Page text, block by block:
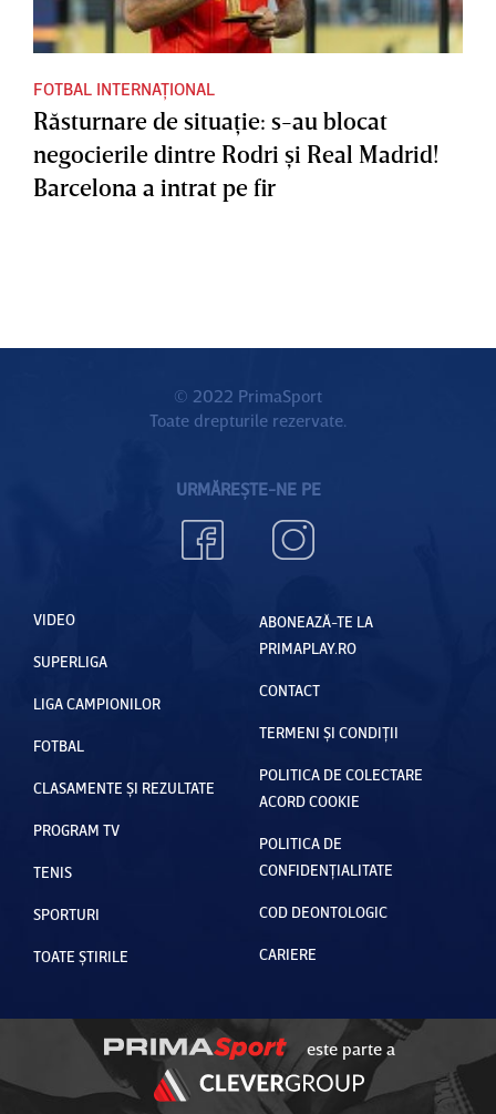
FOTBAL INTERNAȚIONAL
Răsturnare de situaţie: s-au blocat
negocierile dintre Rodri şi Real Madrid!
Barcelona a intrat pe fir
© 2022 PrimaSport
Toate drepturile rezervate.
URMĂREȘTE-NE PE
VIDEO
SUPERLIGA
LIGA CAMPIONILOR
FOTBAL
CLASAMENTE ȘI REZULTATE
PROGRAM TV
TENIS
SPORTURI
TOATE ȘTIRILE
ABONEAZĂ-TE LA
PRIMAPLAY.RO
CONTACT
TERMENI ȘI CONDIȚII
POLITICA DE COLECTARE
ACORD COOKIE
POLITICA DE
CONFIDENȚIALITATE
COD DEONTOLOGIC
CARIERE
este parte a